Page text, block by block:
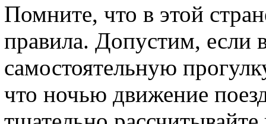
Помните, что в этой
правила. Допустим, если
самостоятельную
что ночью движение